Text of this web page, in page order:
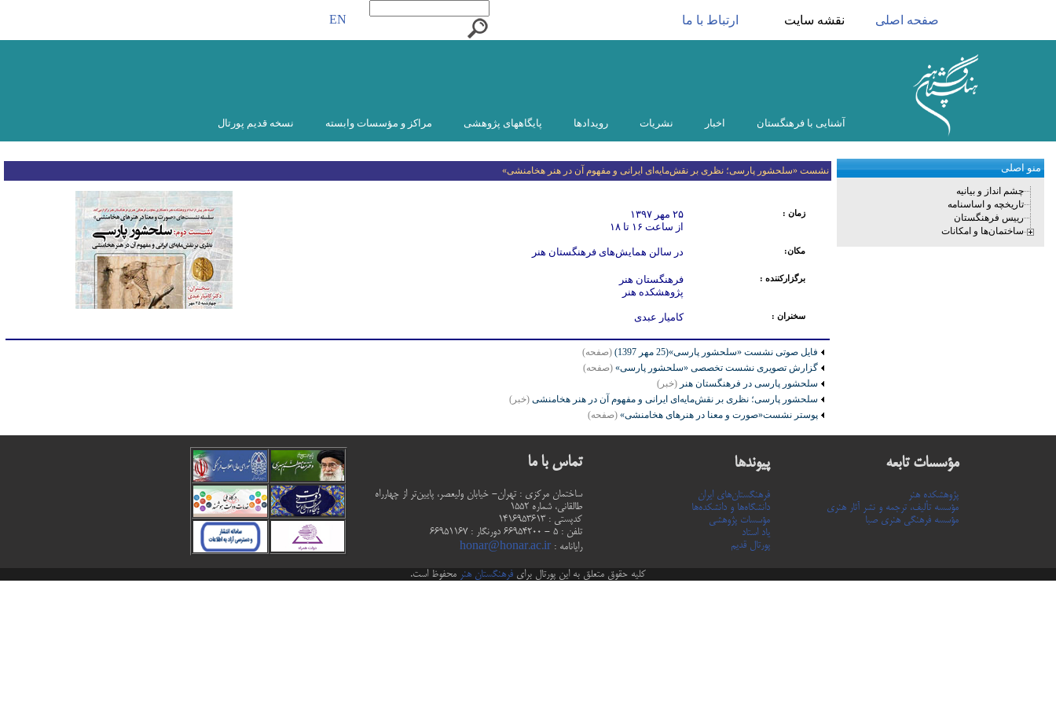
صفحه اصلی نقشه سایت ارتباط با ما EN
آشنایی با فرهنگستان اخبار نشریات رویدادها پایگاههای پژوهشی مراکز و مؤسسات وابسته نسخه قدیم پورتال
نشست «سلحشور پارسی؛ نظری بر نقش‌مایه‌ای ایرانی و مفهوم آن در هنر هخامنشی»
زمان :
۲۵ مهر ۱۳۹۷
از ساعت ۱۶ تا ۱۸
مکان: در سالن همایش‌های فرهنگستان هنر
برگزارکننده :
فرهنگستان هنر
پژوهشکده هنر
سخنران : كامیار عبدی
فایل صوتی نشست «سلحشور پارسی»(25 مهر 1397)
(صفحه)
گزارش تصویری نشست تخصصی «سلحشور پارسی» (صفحه)
سلحشور پارسی در فرهنگستان هنر (خبر)
سلحشور پارسی؛ نظری بر نقش‌مایه‌ای ایرانی و مفهوم آن در هنر هخامنشی (خبر)
پوستر نشست«صورت و معنا در هنرهای هخامنشی» (صفحه)
منو اصلی
چشم انداز و بیانیه
تاریخچه و اساسنامه
رییس فرهنگستان
ساختمان‌ها و امکانات
مؤسسات تابعه
پژوهشکده هنر
مؤسسه تألیف، ترجمه و نشر آثار هنری
مؤسسه فرهنگی هنری صبا
پیوندها
فرهنگستان‌های ایران
دانشگاه‌ها و دانشکده‌ها
مؤسسات پژوهشی
یاد استاد
پورتال قدیم
تماس با ما
ساختمان مرکزی : تهران- خیابان ولیعصر، پایین‌تر از چهارراه
طالقانی، شماره 1552
كدپستي : 1416953613
تلفن : 5 - 66954200 دورنگار : 66951167
رایانامه : honar@honar.ac.ir
کلیه حقوق متعلق به این پورتال برای فرهنگستان هنر محفوظ است.